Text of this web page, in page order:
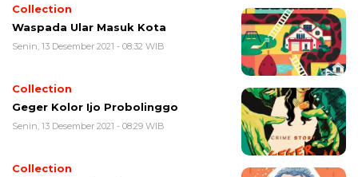
Collection
Waspada Ular Masuk Kota
Senin, 13 Desember 2021 - 08:32 WIB
Collection
Geger Kolor Ijo Probolinggo
Senin, 13 Desember 2021 - 08:29 WIB
Collection